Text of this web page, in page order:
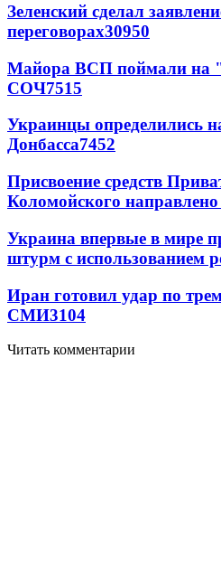
Зеленский сделал
переговорах30950
Майора ВСП поймали на
СОЧ7515
Украинцы определились
Донбасса7452
Присвоение средств
Коломойского направлено
Украина впервые в мире
штурм с использованием
Иран готовил удар по
СМИ3104
Читать комментарии